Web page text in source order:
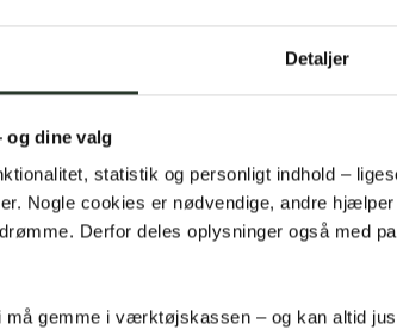
Detaljer
og dine valg
statistik og personligt indhold –
Nogle cookies er nødvendige, andre
Derfor deles oplysninger også med
må gemme i værktøjskassen – og kan altid
Else Marie Pades